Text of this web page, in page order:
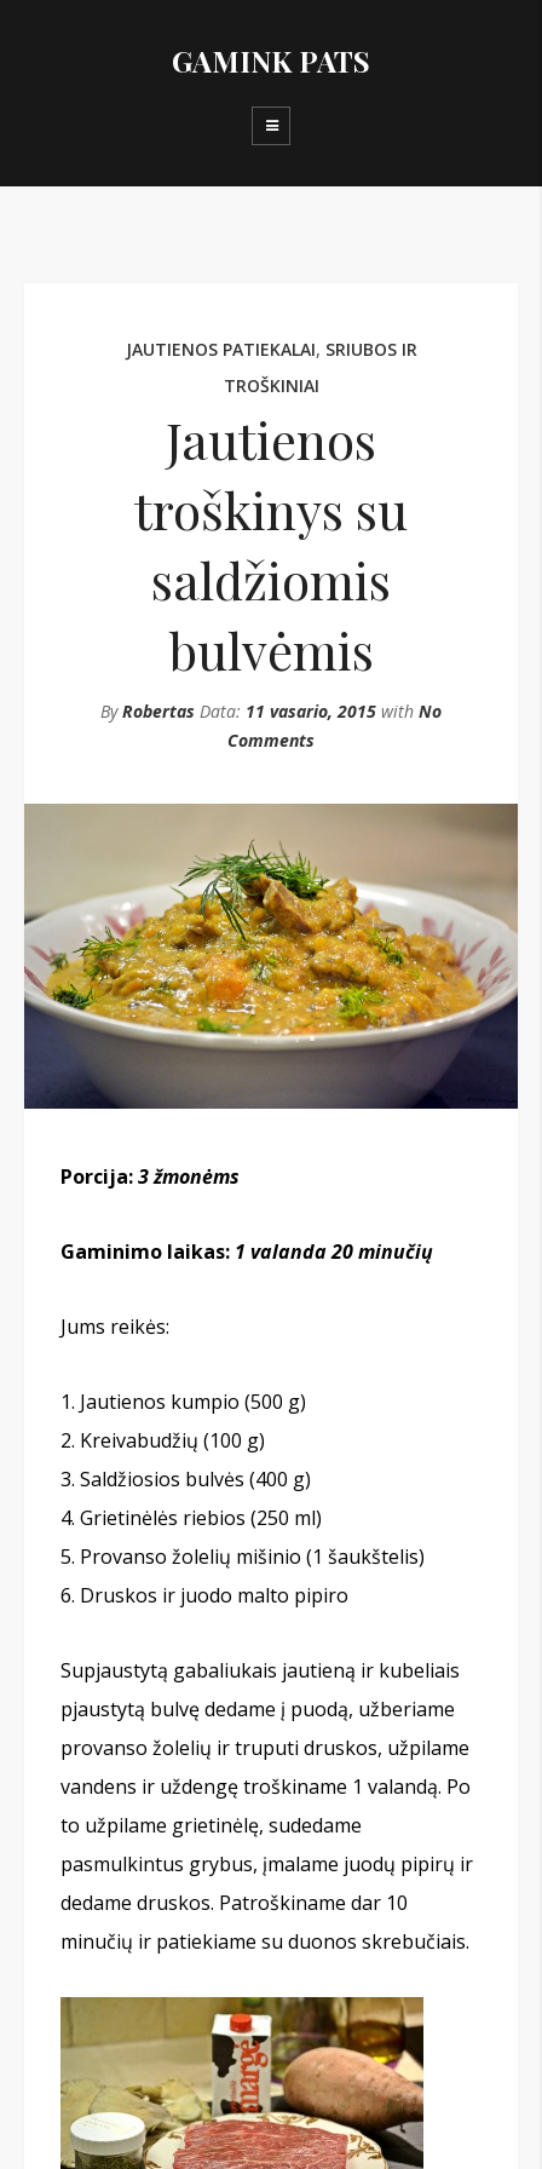
GAMINK PATS
JAUTIENOS PATIEKALAI, SRIUBOS IR
TROŠKINIAI
Jautienos
troškinys su
saldžiomis
bulvėmis
ByRobertas Data: 11 vasario, 2015 with No
Comments
Porcija:3 žmonėms
Gaminimo laikas: 1 valanda 20 minučių
Jums reikės:
Jautienos kumpio (500 g)
Kreivabudžių (100 g)
Saldžiosios bulvės (400 g)
Grietinėlės riebios (250 ml)
Provanso žolelių mišinio (1 šaukštelis)
Druskos ir juodo malto pipiro
Supjaustytą gabaliukais jautieną ir kubeliais
pjaustytą bulvę dedame į puodą, užberiame
provanso žolelių ir truputi druskos, užpilame
vandens ir uždengę troškiname 1 valandą. Po
to užpilame grietinėlę, sudedame
pasmulkintus grybus, įmalame juodų pipirų ir
dedame druskos. Patroškiname dar 10
minučių ir patiekiame su duonos skrebučiais.